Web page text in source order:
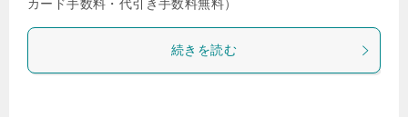
カード手数料・代引き手数料無料）
続きを読む